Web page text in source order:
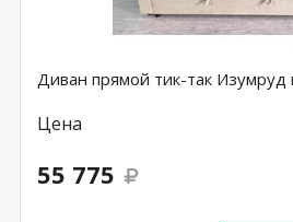
Диван прямой тик-так Изумруд
Цена
55 775